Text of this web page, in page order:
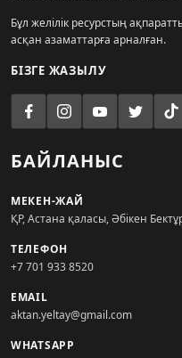
Бұл желілік ресурстың
асқан азаматтарға арналған.
БІЗГЕ ЖАЗЫЛУ
БАЙЛАНЫС
МЕКЕН-ЖАЙ
ҚР, Астана қаласы, Әбікен
ТЕЛЕФОН
+7 701 933 8520
EMAIL
aktan.yeltay@gmail.com
WHATSAPP